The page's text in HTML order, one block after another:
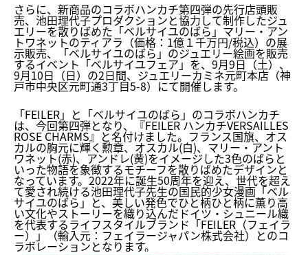
さらに、新商品のコラボハンカチ第四弾の先行店頭販
売、池田理代子プロダクションと協力して制作したジュ
エリーを散りばめた「ベルサイユのばら」マリー・アン
トワネットのティアラ（価格：1億１千万円/税込）の展
示販売、「ベルサイユのばら」 のジュエリー絵画を販売
するイベント「ベルサイユフェア」を、 9月9日（土）、
9月10日（日）の2日間、 ジュエリーカミネ元町本店（神
戸市中央区元町通3丁目5-8）にて開催します。
「FEILER」と「ベルサイユのばら」のコラボハンカチ
は、 今回第四弾となり、『FEILER ハンカチVERSAILLES
ROSE CHARMS』と名付けました。フランス国旗、 オス
カルの胸元に輝く勲章、オスカル(白)、マリー・アント
ワネット(赤)、アンドレ(黄)をイメージした3色のばらと
いった物語を象徴するモチーフを散りばめたデザインと
なっています。2022年に誕生50周年を迎え、世代を超え
て愛され続ける池田理代子先生の国民的少女漫画「ベル
サイユのばら」と、美しい発色でひと柄ひと柄に薫り高
い文化やストーリーを織り込んだドイツ・シュニール織
を代表するライフスタイルブランド「FEILER（フェイラ
ー）」（輸入元： フェイラージャパン株式会社）とのコ
ラボレーションとなります。